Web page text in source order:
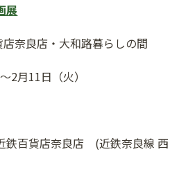
展
奈良店・大和路暮らしの間
2月11日（火）
鉄百貨店奈良店 (近鉄奈良線 西